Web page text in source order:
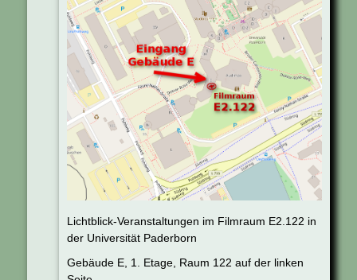
Lichtblick-Veranstaltungen im Filmraum E2.122 in
der Universität Paderborn
Gebäude E, 1. Etage, Raum 122 auf der linken